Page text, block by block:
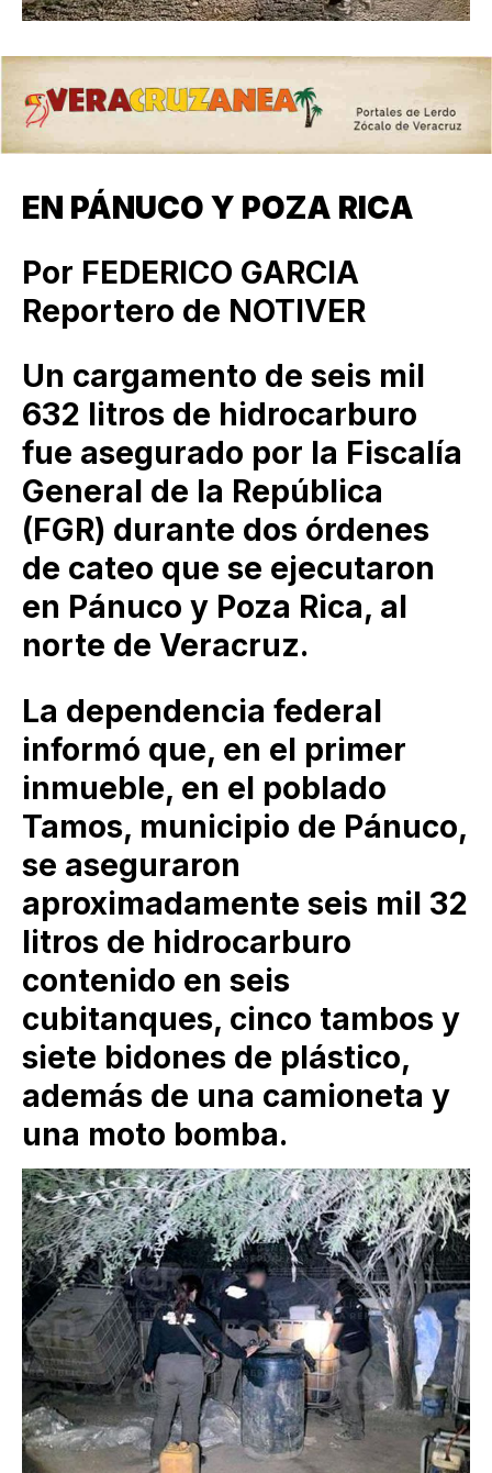
EN PÁNUCO Y POZA RICA
Por FEDERICO GARCIA
Reportero de NOTIVER
Un cargamento de seis mil
632 litros de hidrocarburo
fue asegurado por la Fiscalía
General de la República
(FGR) durante dos órdenes
de cateo que se ejecutaron
en Pánuco y Poza Rica, al
norte de Veracruz.
La dependencia federal
informó que, en el primer
inmueble, en el poblado
Tamos, municipio de Pánuco,
se aseguraron
aproximadamente seis mil 32
litros de hidrocarburo
contenido en seis
cubitanques, cinco tambos y
siete bidones de plástico,
además de una camioneta y
una moto bomba.